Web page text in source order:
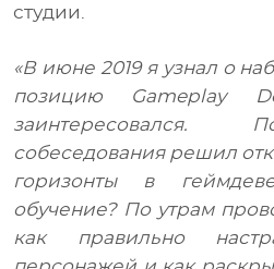
студии.
«В июне 2019 я узнал о
позицию Gameplay
заинтересовался.
собеседования решил
горизонты в
обучение? По утрам
как правильно